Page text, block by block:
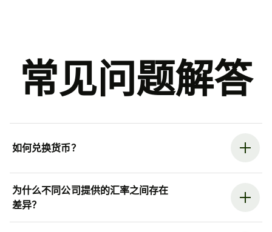
常见问题解答
如何兑换货币？
为什么不同公司提供的汇率之间存在
差异？